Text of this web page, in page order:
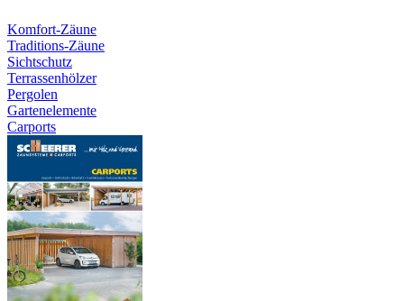
Komfort-Zäune
Traditions-Zäune
Sichtschutz
Terrassenhölzer
Pergolen
Gartenelemente
Carports